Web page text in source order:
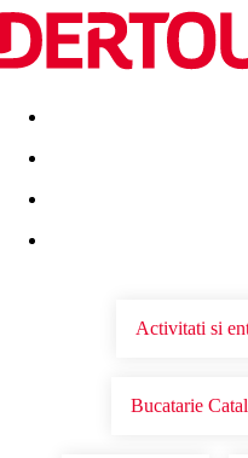
Destinatii Vacanta
Activitati si
Bucatarie